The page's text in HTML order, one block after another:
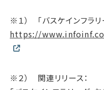
※１） 「バスケインフラ
https://
※２） 関連リリース：